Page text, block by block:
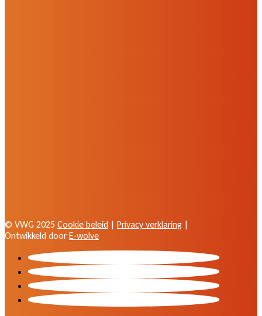
© VWG 2025 Cookie beleid | Privacy verklaring |
Ontwikkeld door E-wolve